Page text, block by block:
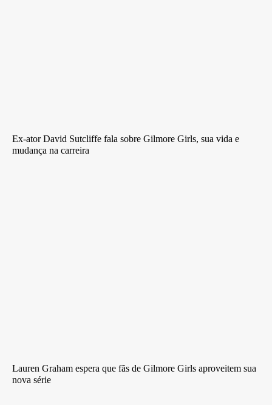
Ex-ator David Sutcliffe fala sobre Gilmore Girls, sua vida e
mudança na carreira
Lauren Graham espera que fãs de Gilmore Girls aproveitem sua
nova série